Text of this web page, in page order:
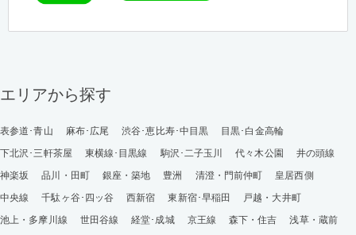
エリアから探す
表参道･青山 麻布･広尾 渋谷･恵比寿･中目黒
目黒･白金高輪
下北沢･三軒茶屋
東横線･目黒線 駒沢･二子玉川 代々木公園
井の頭線
神楽坂
品川・田町 銀座・築地 豊洲 清澄・門前仲町
皇居西側
中央線
千駄ヶ谷･四ッ谷 西新宿 東新宿･早稲田
戸越・大井町
池上・多摩川線
世田谷線 経堂･成城 京王線 森下・住吉
浅草・蔵前